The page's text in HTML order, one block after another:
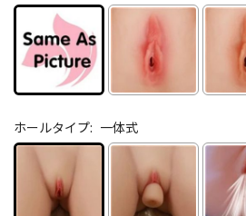
ホールタイプ: 一体式